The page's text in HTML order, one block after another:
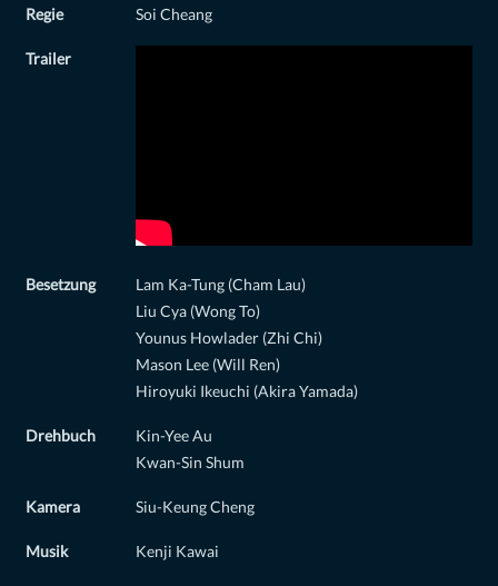
Regie Soi Cheang
Trailer
Besetzung
Lam Ka-Tung (Cham Lau)
Liu Cya (Wong To)
Younus Howlader (Zhi Chi)
Mason Lee (Will Ren)
Hiroyuki Ikeuchi (Akira Yamada)
Drehbuch
Kin-Yee Au
Kwan-Sin Shum
Kamera Siu-Keung Cheng
Musik Kenji Kawai